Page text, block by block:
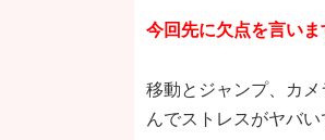
今回先に欠点を言い
移動とジャンプ、カ
んでストレスがヤバ